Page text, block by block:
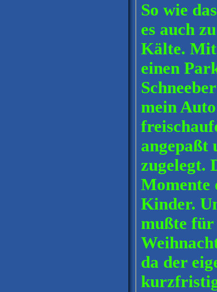
So wie
es auch
Kälte.
einen
mein
angepaßt
zugelegt.
Momente
Kinder.
mußte
da der